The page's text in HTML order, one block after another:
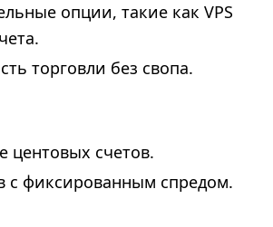
опции, такие как VPS
торговли без свопа.
центовых счетов.
с фиксированным спредом.